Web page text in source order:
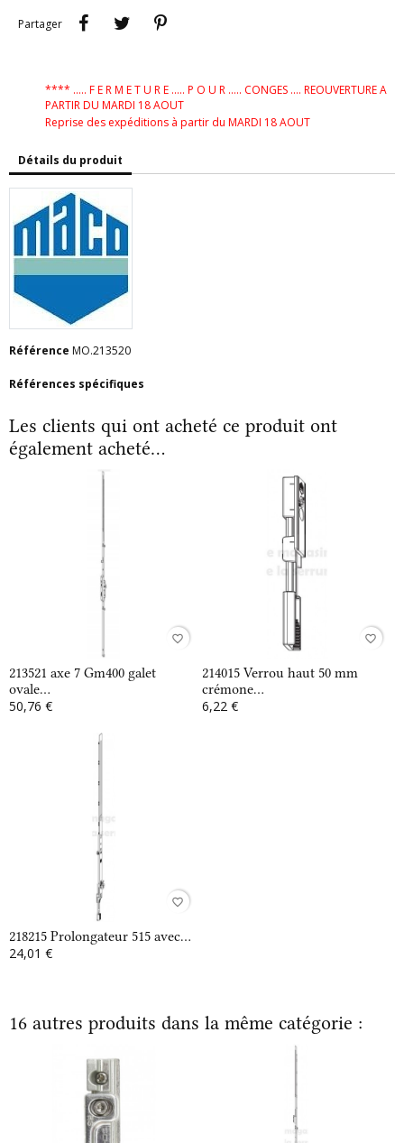
Partager
Partager Tweet
**** ..... F E R M E T U R E ..... P O U R ..... CONGES .... REOUVERTURE A
PARTIR DU MARDI 18 AOUT
Reprise des expéditions à partir du MARDI 18 AOUT
Détails du produit
Référence MO.213520
Références spécifiques
Les clients qui ont acheté ce produit ont
également acheté...
favorite_border
213521 axe 7 Gm400 galet
ovale...
50,76 €
favorite_border
214015 Verrou haut 50 mm
crémone...
6,22 €
favorite_border
218215 Prolongateur 515 avec...
24,01 €
16 autres produits dans la même catégorie :